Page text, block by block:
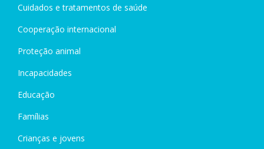
Cuidados e tratamentos de saúde
Cooperação internacional
Proteção animal
Incapacidades
Educação
Famílias
Crianças e jovens